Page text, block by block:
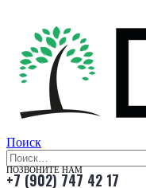
Поиск
ПОЗВОНИТЕ НАМ
+7 (902) 747 42 17